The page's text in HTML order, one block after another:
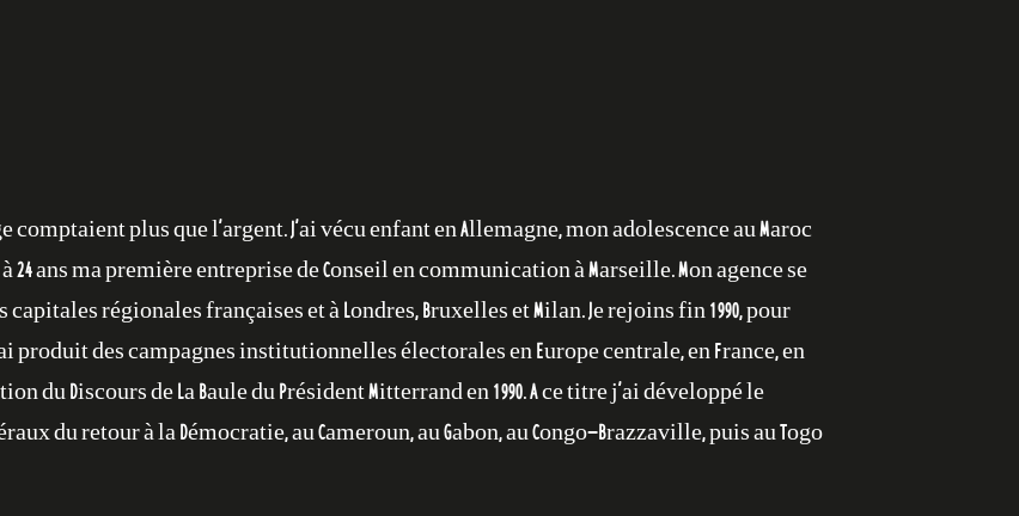
comptaient plus que l’argent. J’ai vécu enfant en Allemagne, mon adolescence au Maroc
24 ans ma première entreprise de Conseil en communication à Marseille. Mon agence se
régionales françaises et à Londres, Bruxelles et Milan. Je rejoins fin 1990, pour
J’ai produit des campagnes institutionnelles électorales en Europe centrale, en France, en
du Discours de La Baule du Président Mitterrand en 1990. A ce titre j’ai développé le
du retour à la Démocratie, au Cameroun, au Gabon, au Congo-Brazzaville, puis au Togo